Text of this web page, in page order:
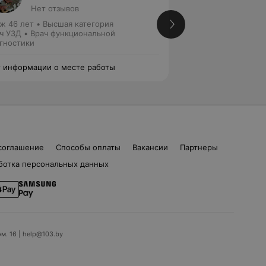
Нет отзывов
46 лет • Высшая категория
УЗД • Врач функциональной
информации о месте работы
Способы оплаты Вакансии
Партнеры
персональных данных
16 | help@103.by